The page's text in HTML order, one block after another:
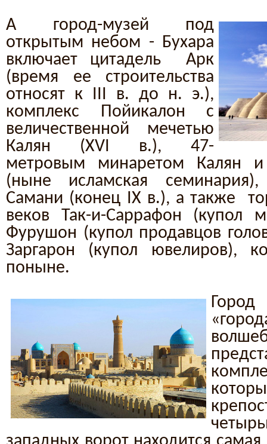
А город-музей под
открытым небом - Бухара
включает цитадель Арк
(время ее строительства
относят к III в. до н. э.),
комплекс Пойикалон с
величественной мечетью
Калян (XVI в.), 47-
метровым минаретом Калян
(ныне исламская
Самани (конец IX в.), а также
веков Так-и-Саррафон (купол
Фурушон (купол продавцов
Заргарон (купол ювелиров),
поныне.